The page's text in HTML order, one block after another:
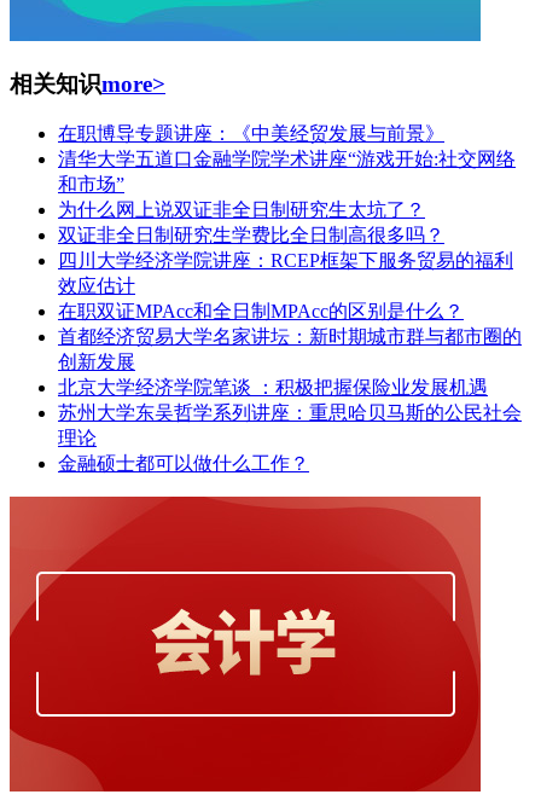
相关知识more>
在职博导专题讲座：《中美经贸发展与前景》
清华大学五道口金融学院学术讲座“游戏开始:社交网络
和市场”
为什么网上说双证非全日制研究生太坑了？
双证非全日制研究生学费比全日制高很多吗？
四川大学经济学院讲座：RCEP框架下服务贸易的福利
效应估计
在职双证MPAcc和全日制MPAcc的区别是什么？
首都经济贸易大学名家讲坛：新时期城市群与都市圈的
创新发展
北京大学经济学院笔谈 ：积极把握保险业发展机遇
苏州大学东吴哲学系列讲座：重思哈贝马斯的公民社会
理论
金融硕士都可以做什么工作？